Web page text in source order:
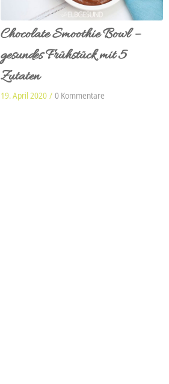
Chocolate Smoothie Bowl –
gesundes Frühstück mit 5
Zutaten
19. April 2020 / 0 Kommentare